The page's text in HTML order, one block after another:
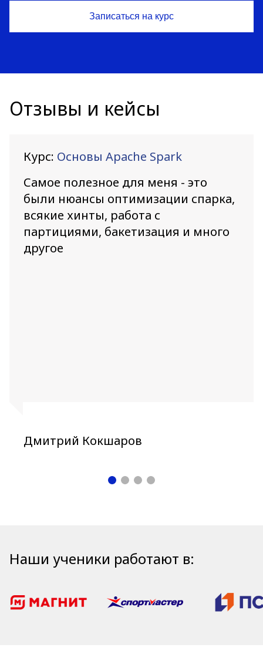
Отзывы и кейсы
Курс: Основы Apache Spark
Самое полезное для меня - это
были нюансы оптимизации спарка,
всякие хинты, работа с
партициями, бакетизация и много
другое
Дмитрий Кокшаров
Наши ученики работают в: